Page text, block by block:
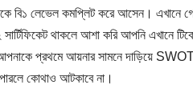
বি১ লেভেল কমপ্লিট করে আসেন। এখানে
থাকলে আশা করি আপনি এখানে
প্রথমে আয়নার সামনে দাড়িয়ে
কোথাও আটকাবে না।